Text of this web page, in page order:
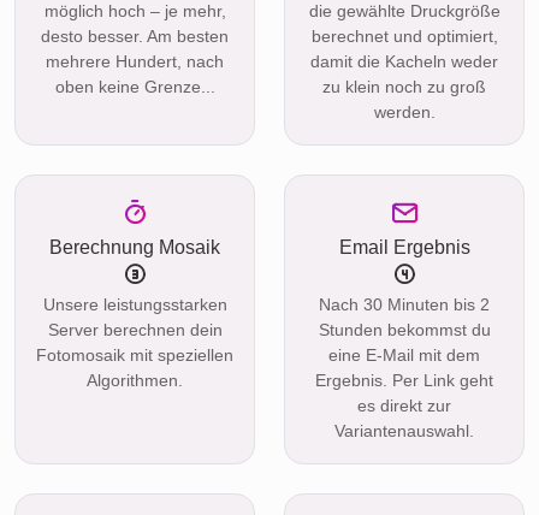
möglich hoch – je mehr,
desto besser. Am besten
mehrere Hundert, nach
oben keine Grenze...
die gewählte Druckgröße
berechnet und optimiert,
damit die Kacheln weder
zu klein noch zu groß
werden.
Berechnung Mosaik
Unsere leistungsstarken
Server berechnen dein
Fotomosaik mit speziellen
Algorithmen.
Email Ergebnis
Nach 30 Minuten bis 2
Stunden bekommst du
eine E-Mail mit dem
Ergebnis. Per Link geht
es direkt zur
Variantenauswahl.